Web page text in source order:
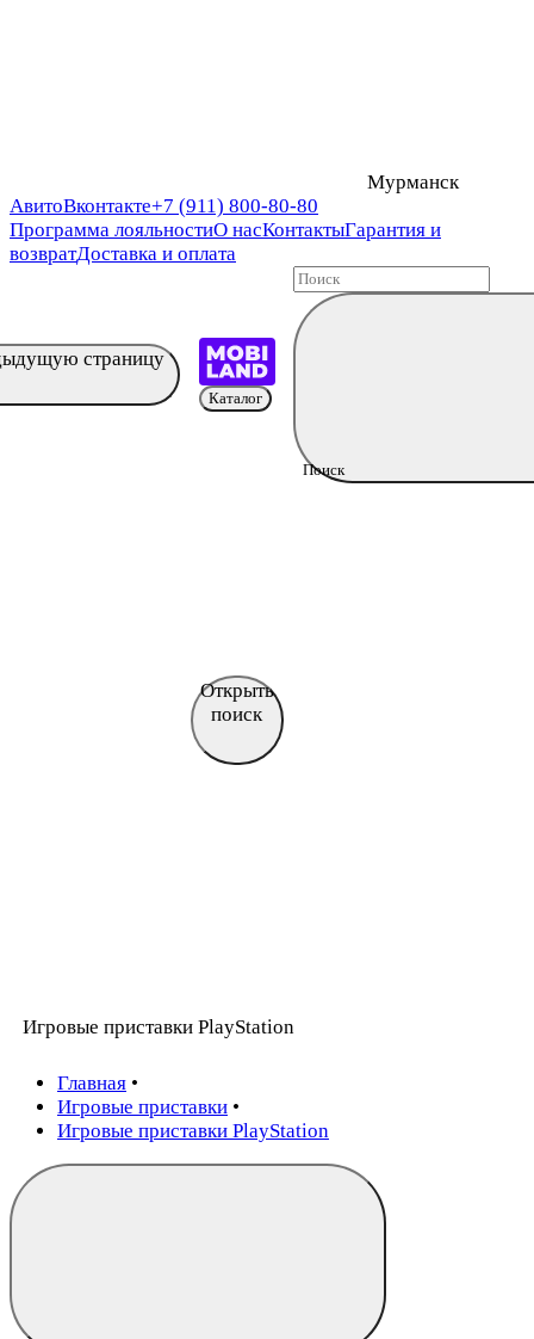
Мурманск
АвитоВконтакте+7 (911) 800-80-80
Программа лояльностиО насКонтактыГарантия и
возвратДоставка и оплата
страницу
Каталог
Поиск
Открыть
поиск
Игровые приставки PlayStation
Главная •
Игровые приставки •
Игровые приставки PlayStation